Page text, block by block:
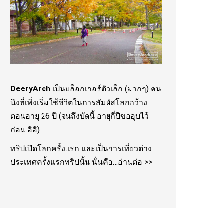
DeeryArch เป็นบล็อกเกอร์ตัวเล็ก (มากๆ) คน
นึงที่เพิ่งเริ่มใช้ชีวิตในการสัมผัสโลกกว้าง
ตอนอายุ 26 ปี (จนถึงบัดนี้ อายุกี่ปีขออุบไว้
ก่อน อิอิ)
ทริปเปิดโลกครั้งแรก และเป็นการเที่ยวต่าง
ประเทศครั้งแรกทริปนั้น นั่นคือ…อ่านต่อ >>